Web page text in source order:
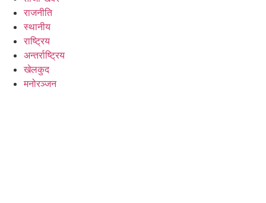
राजनीति
स्थानीय
राष्ट्रिय
अन्तर्राष्ट्रिय
खेलकुद
मनोरञ्जन